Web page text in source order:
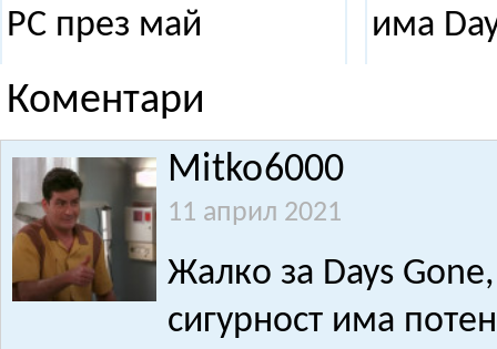
PC през май
има
Коментари
Mitko6000
11 април 2021
Жалко за Days
сигурност има